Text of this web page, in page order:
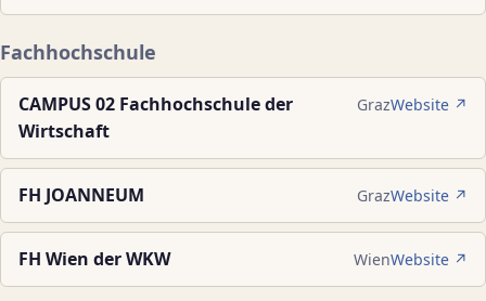
Fachhochschule
CAMPUS 02 Fachhochschule der
Wirtschaft
GrazWebsite ↗
FH JOANNEUM GrazWebsite ↗
FH Wien der WKW WienWebsite ↗